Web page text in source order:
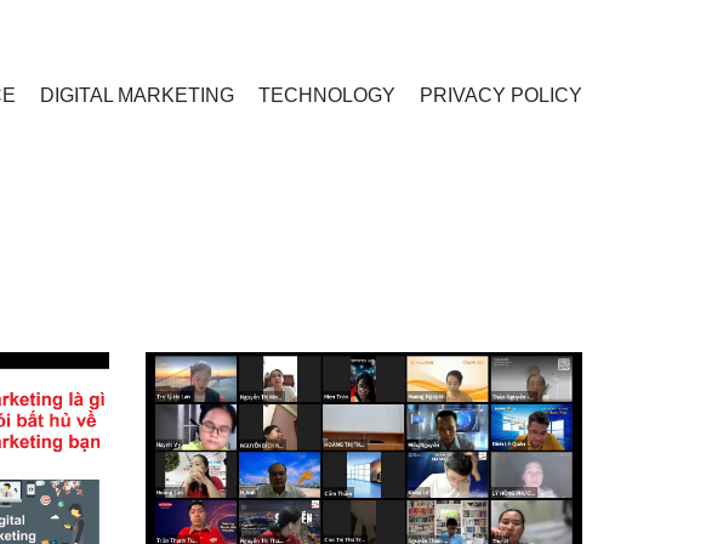
DIGITAL MARKETING TECHNOLOGY PRIVACY POLICY